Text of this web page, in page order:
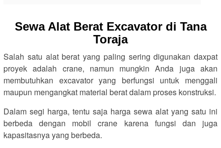
Sewa Alat Berat Excavator di Tana
Toraja
Salah satu alat berat yang paling sering digunakan daxpat
proyek adalah crane, namun mungkin Anda juga akan
membutuhkan excavator yang berfungsi untuk menggali
maupun mengangkat material berat dalam proses konstruksi.
Dalam segi harga, tentu saja harga sewa alat yang satu ini
berbeda dengan mobil crane karena fungsi dan juga
kapasitasnya yang berbeda.